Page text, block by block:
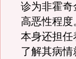
诊为非霍
高恶性程
本身还担任
了解其病